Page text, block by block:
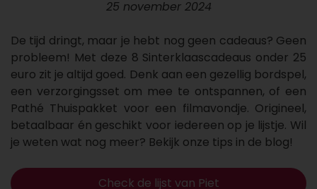
25 november 2024
De tijd dringt, maar je hebt nog geen cadeaus? Geen
probleem! Met deze 8 Sinterklaascadeaus onder 25
euro zit je altijd goed. Denk aan een gezellig bordspel,
een verzorgingsset om mee te ontspannen, of een
Pathé Thuispakket voor een filmavondje. Origineel,
betaalbaar én geschikt voor iedereen op je lijstje. Wil
je weten wat nog meer? Bekijk onze tips in de blog!
Check de lijst van Piet